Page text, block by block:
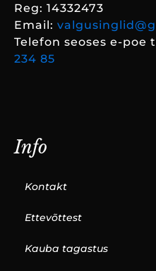
Reg: 14332473
Email:
Telefon seoses e-poe
234 85
Info
Kontakt
Ettevõttest
Kauba tagastus